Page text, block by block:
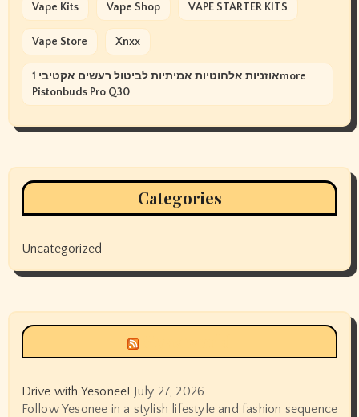
Vape Kits Vape Shop VAPE STARTER KITS
Vape Store Xnxx
אוזניות אלחוטיות אמיתיות לביטול רעשים אקטיבי 1more
Pistonbuds Pro Q30
Categories
Uncategorized
Drive with Yesonee! July 27, 2026
Follow Yesonee in a stylish lifestyle and fashion sequence